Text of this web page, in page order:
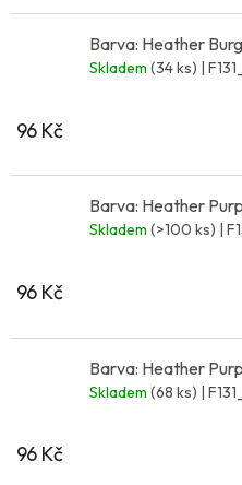
Barva: Heather
Skladem (34 ks) |
96 Kč
Barva: Heather
Skladem (>100 ks) |
96 Kč
Barva: Heather
Skladem (68 ks) |
96 Kč